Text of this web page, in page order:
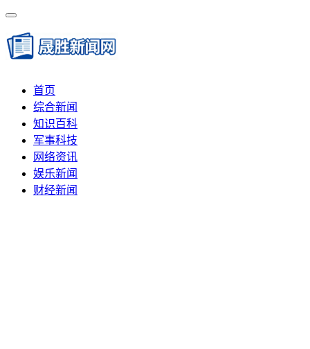
首页
综合新闻
知识百科
军事科技
网络资讯
娱乐新闻
财经新闻